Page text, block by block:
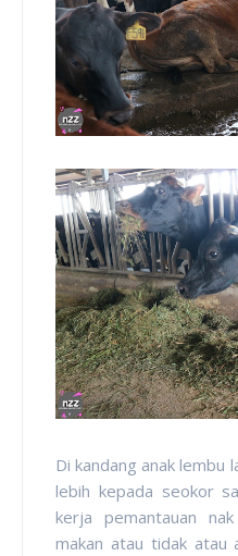
Di kandang anak lembu
lebih kepada seokor
kerja pemantauan
makan atau tidak atau